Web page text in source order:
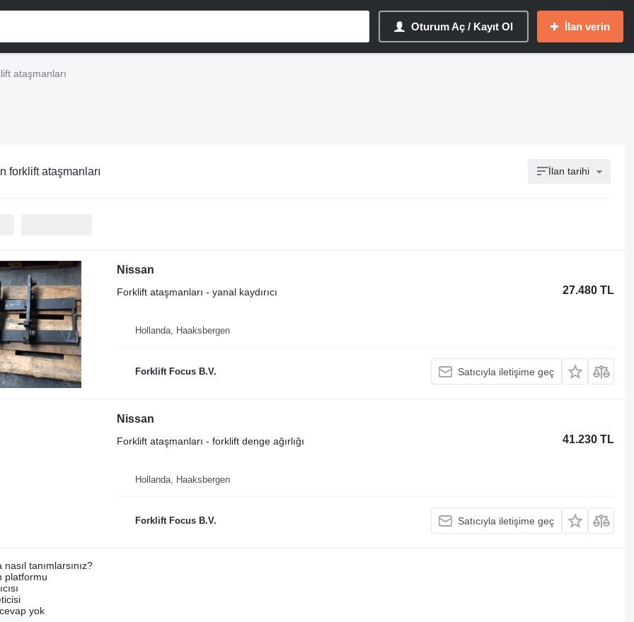
Oturum Aç / Kayıt Ol İlan verin
ataşmanları
forklift ataşmanları İlan tarihi
Nissan
27.480 TL
Forklift ataşmanları - yanal kaydırıcı
Hollanda, Haaksbergen
Forklift Focus B.V. Satıcıyla iletişime geç
Nissan
41.230 TL
Forklift ataşmanları - forklift denge ağırlığı
Hollanda, Haaksbergen
Forklift Focus B.V. Satıcıyla iletişime geç
nasıl tanımlarsınız?
platformu
yok